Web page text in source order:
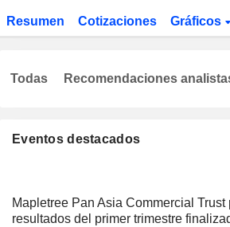
Resumen Cotizaciones Gráficos
Eventos destacados
Mapletree Pan Asia Commercial Trust
resultados del primer trimestre
Todas Recomendaciones